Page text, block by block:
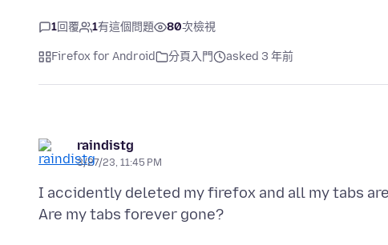
1回覆 1有這個問題 80次檢視
Firefox for Android 分頁入門 asked 3 年前
raindistg
3/27/23, 11:45 PM
I accidently deleted my firefox and all my tabs